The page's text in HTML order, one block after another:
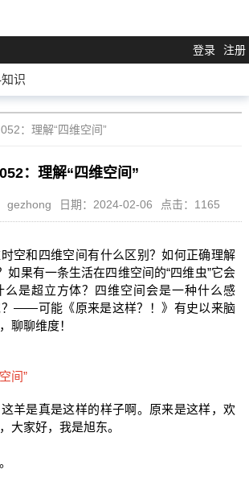
登录 注册
识
052：理解“四维空间”
052：理解“四维空间”
gezhong 日期：2024-02-06 点击：1165
空和四维空间有什么区别？如何正确理解
如果有一条生活在四维空间的“四维虫”它会
么是超立方体？四维空间会是一种什么感
？——可能《原来是这样？！》有史以来脑
聊聊维度！
羊是真是这样的样子啊。原来是这样，欢
大家好，我是旭东。